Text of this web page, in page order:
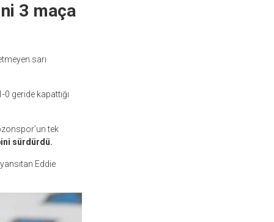
3 maça
sarı
0 geride kapattığı
tek
sürdürdü.
Eddie